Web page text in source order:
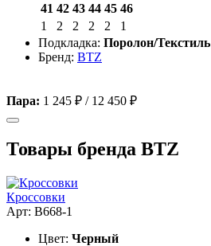
41 42 43 44 45 46
1
2 2 2 2
1
Подкладка: Поролон/Текстиль
Бренд: BTZ
Пара: 1 245 ₽ / 12 450 ₽
Товары бренда BTZ
Кроссовки
Арт: B668-1
Цвет: Черный